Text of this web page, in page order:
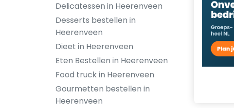
Delicatessen in Heerenveen
Desserts bestellen in
Heerenveen
Dieet in Heerenveen
Eten Bestellen in Heerenveen
Food truck in Heerenveen
Gourmetten bestellen in
Heerenveen